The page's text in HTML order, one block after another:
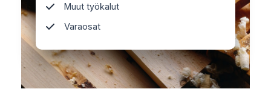
Muut työkalut
Varaosat